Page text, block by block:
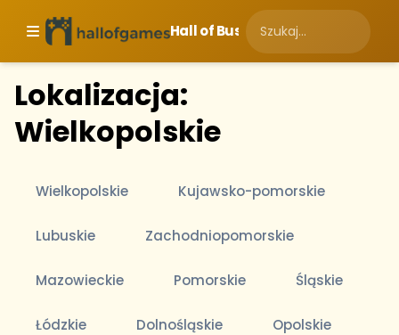
Hall of Business
Lokalizacja:
Wielkopolskie
Wielkopolskie Kujawsko-pomorskie
Lubuskie Zachodniopomorskie
Mazowieckie Pomorskie Śląskie
Łódzkie Dolnośląskie Opolskie